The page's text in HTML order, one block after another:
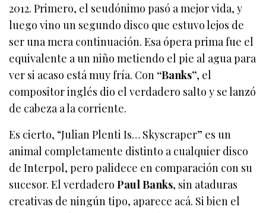
2012. Primero, el seudónimo pasó a mejor vida, y
luego vino un segundo disco que estuvo lejos de
ser una mera continuación. Esa ópera prima fue el
equivalente a un niño metiendo el pie al agua para
ver si acaso está muy fría. Con “Banks”, el
compositor inglés dio el verdadero salto y se lanzó
de cabeza a la corriente.
Es cierto, “Julian Plenti Is… Skyscraper” es un
animal completamente distinto a cualquier disco
de Interpol, pero palidece en comparación con su
sucesor. El verdaderoPaul Banks, sin ataduras
creativas de ningún tipo, aparece acá. Si bien el